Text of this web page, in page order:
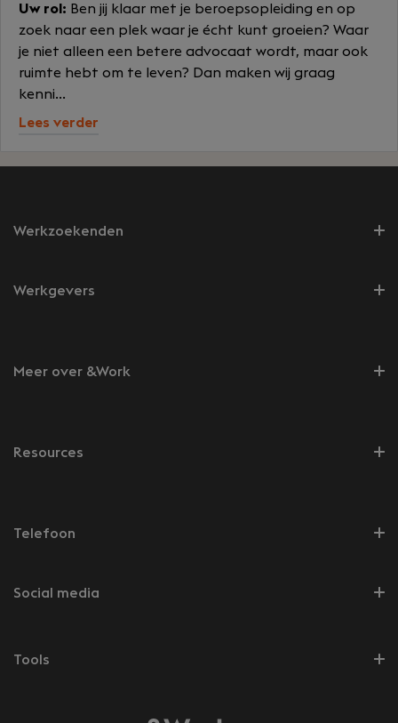
Uw rol: Ben jij klaar met je beroepsopleiding en op
zoek naar een plek waar je écht kunt groeien? Waar
je niet alleen een betere advocaat wordt, maar ook
ruimte hebt om te leven? Dan maken wij graag
kenni...
Lees verder
Werkzoekenden
Werkgevers
Meer over &Work
Resources
Telefoon
Social media
Tools